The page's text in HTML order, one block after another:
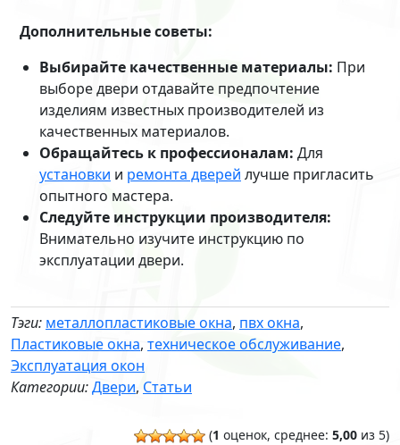
Дополнительные советы:
Выбирайте качественные материалы: При
выборе двери отдавайте предпочтение
изделиям известных производителей из
качественных материалов.
Обращайтесь к профессионалам: Для
установки и ремонта дверей лучше пригласить
опытного мастера.
Следуйте инструкции производителя:
Внимательно изучите инструкцию по
эксплуатации двери.
Тэги: металлопластиковые окна, пвх окна,
Пластиковые окна, техническое обслуживание,
Эксплуатация окон
Категории:Двери, Статьи
(1 оценок, среднее: 5,00 из 5)